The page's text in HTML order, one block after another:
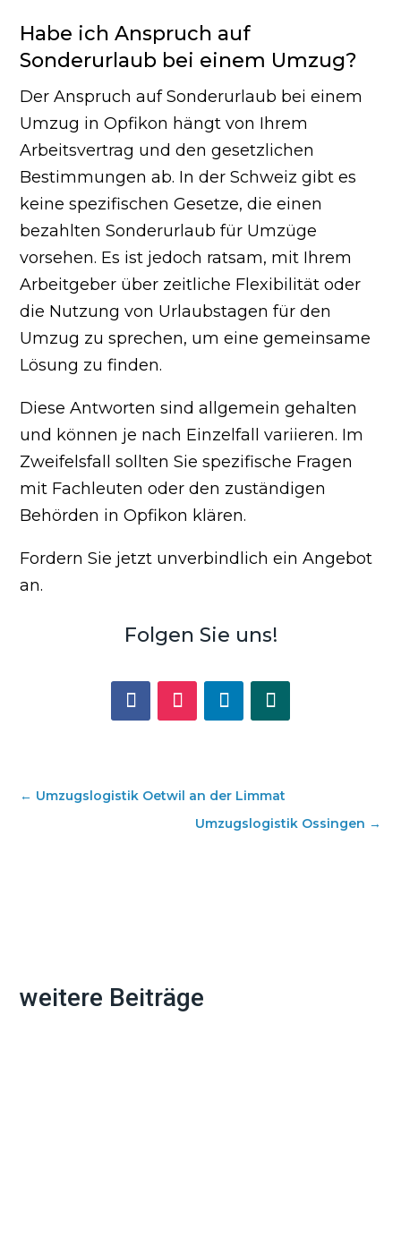
Habe ich Anspruch auf
Sonderurlaub bei einem Umzug?
Der Anspruch auf Sonderurlaub bei einem
Umzug in Opfikon hängt von Ihrem
Arbeitsvertrag und den gesetzlichen
Bestimmungen ab. In der Schweiz gibt es
keine spezifischen Gesetze, die einen
bezahlten Sonderurlaub für Umzüge
vorsehen. Es ist jedoch ratsam, mit Ihrem
Arbeitgeber über zeitliche Flexibilität oder
die Nutzung von Urlaubstagen für den
Umzug zu sprechen, um eine gemeinsame
Lösung zu finden.
Diese Antworten sind allgemein gehalten
und können je nach Einzelfall variieren. Im
Zweifelsfall sollten Sie spezifische Fragen
mit Fachleuten oder den zuständigen
Behörden in Opfikon klären.
Fordern Sie jetzt unverbindlich ein Angebot
an.
Folgen Sie uns!
← Umzugslogistik Oetwil an der Limmat
Umzugslogistik Ossingen →
weitere Beiträge